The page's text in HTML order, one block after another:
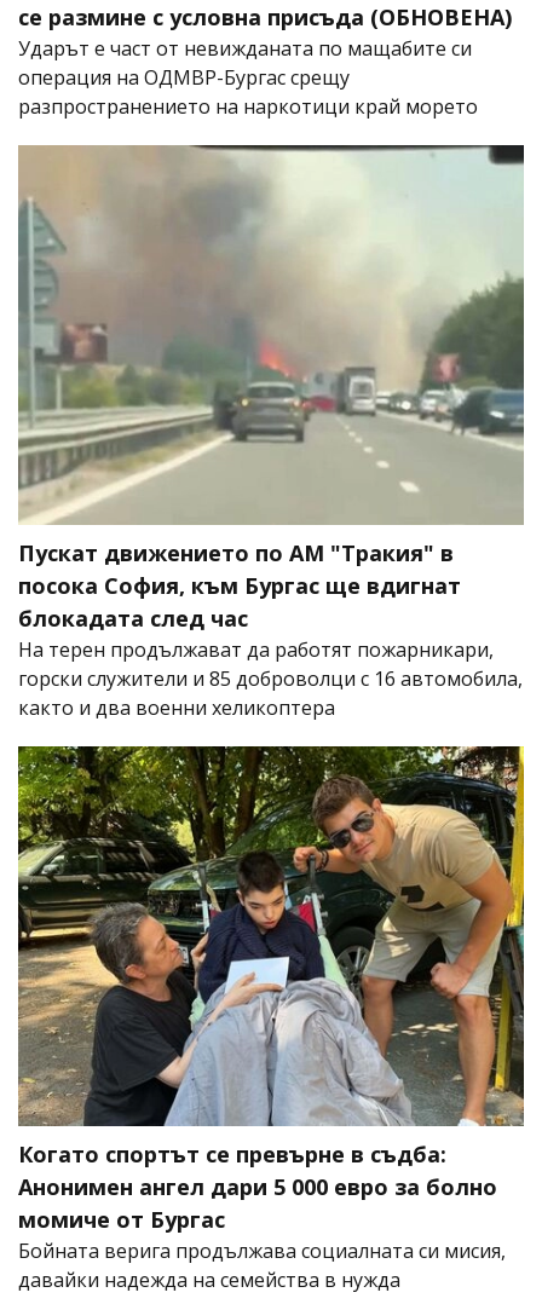
се размине с условна присъда (ОБНОВЕНА)
Ударът е част от невижданата по мащабите си
операция на ОДМВР-Бургас срещу
разпространението на наркотици край морето
Пускат движението по АМ "Тракия" в
посока София, към Бургас ще вдигнат
блокадата след час
На терен продължават да работят пожарникари,
горски служители и 85 доброволци с 16 автомобила,
както и два военни хеликоптера
Когато спортът се превърне в съдба:
Анонимен ангел дари 5 000 евро за болно
момиче от Бургас
Бойната верига продължава социалната си мисия,
давайки надежда на семейства в нужда